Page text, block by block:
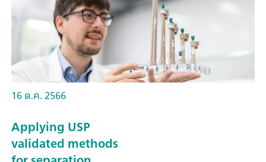
16 ต.ค. 2566
Applying USP
validated methods